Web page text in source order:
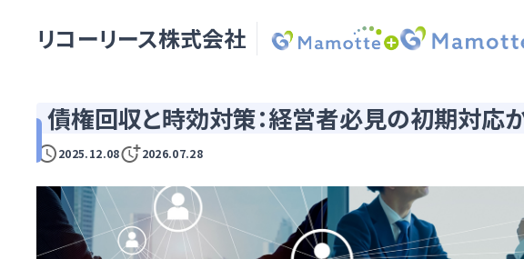
リコーリース株式会社
債権回収と時効対策：経営者必見の初期対応
2025.12.08 2026.07.28